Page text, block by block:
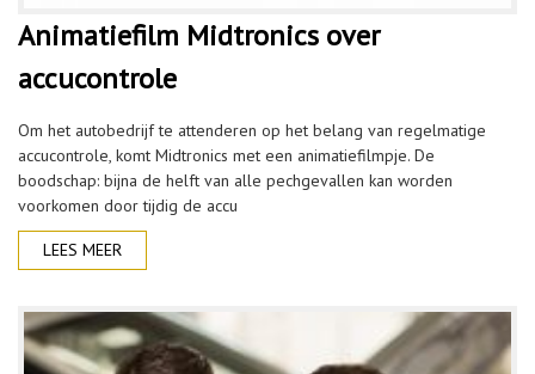
Animatiefilm Midtronics over
accucontrole
Om het autobedrijf te attenderen op het belang van regelmatige
accucontrole, komt Midtronics met een animatiefilmpje. De
boodschap: bijna de helft van alle pechgevallen kan worden
voorkomen door tijdig de accu
LEES MEER